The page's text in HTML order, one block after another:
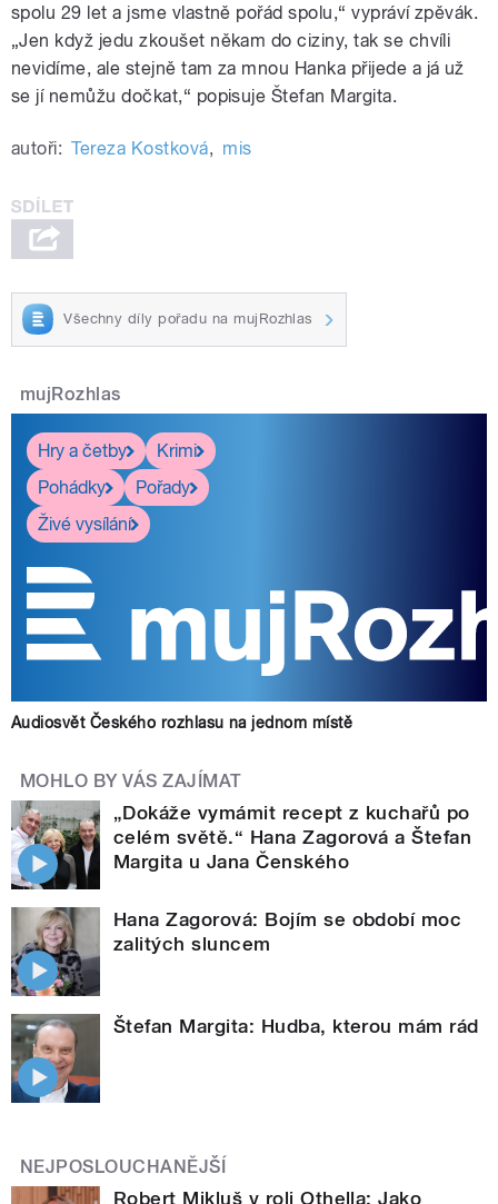
spolu 29 let a jsme vlastně pořád spolu,“ vypráví zpěvák.
„Jen když jedu zkoušet někam do ciziny, tak se chvíli
nevidíme, ale stejně tam za mnou Hanka přijede a já už
se jí nemůžu dočkat,“ popisuje Štefan Margita.
autoři: Tereza Kostková, mis
Všechny díly pořadu na mujRozhlas
mujRozhlas
Hry a četby
Krimi
Pohádky
Pořady
Živé vysílání
Audiosvět Českého rozhlasu na jednom místě
MOHLO BY VÁS ZAJÍMAT
„Dokáže vymámit recept z kuchařů po
celém světě.“ Hana Zagorová a Štefan
Margita u Jana Čenského
Hana Zagorová: Bojím se období moc
zalitých sluncem
Štefan Margita: Hudba, kterou mám rád
NEJPOSLOUCHANĚJŠÍ
Robert Mikluš v roli Othella: Jako